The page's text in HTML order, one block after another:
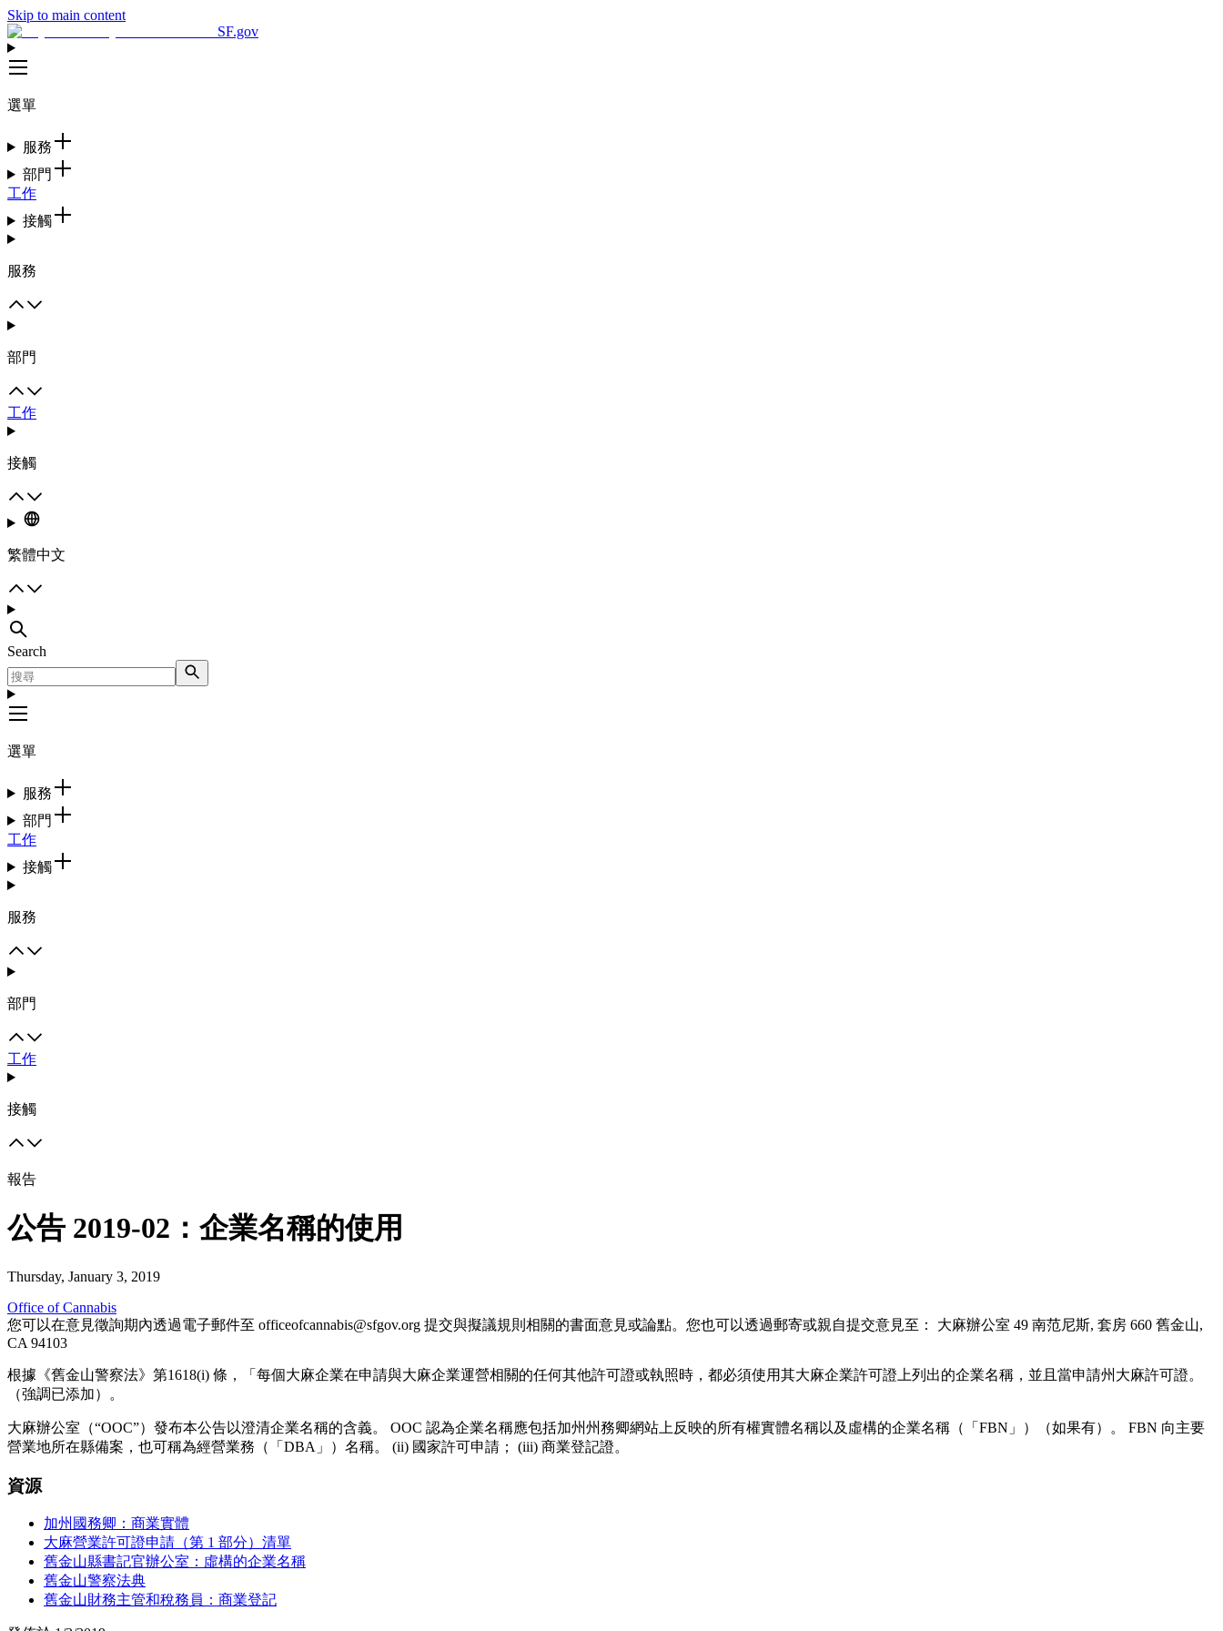
Skip to main content
SF.gov
選單
服務
部門
工作
接觸
服務
部門
工作
接觸
繁體中文
Search
選單
服務
部門
工作
接觸
服務
部門
工作
接觸
報告
公告 2019-02：企業名稱的使用
Thursday, January 3, 2019
Office of Cannabis
您可以在意見徵詢期內透過電子郵件至 officeofcannabis@sfgov.org 提交與擬議規則相關的書面意見或論點。您也可以透過郵寄或親自提交意見至： 大麻辦公室 49 南范尼斯, 套房 660 舊金山,
CA 94103
根據《舊金山警察法》第1618(i) 條，「每個大麻企業在申請與大麻企業運營相關的任何其他許可證或執照時，都必須使用其大麻企業許可證上列出的企業名稱，並且當申請州大麻許可證。
（強調已添加）。
大麻辦公室（“OOC”）發布本公告以澄清企業名稱的含義。 OOC 認為企業名稱應包括加州州務卿網站上反映的所有權實體名稱以及虛構的企業名稱（「FBN」）（如果有）。 FBN 向主要
營業地所在縣備案，也可稱為經營業務（「DBA」）名稱。 (ii) 國家許可申請； (iii) 商業登記證。
資源
加州國務卿：商業實體
大麻營業許可證申請（第 1 部分）清單
舊金山縣書記官辦公室：虛構的企業名稱
舊金山警察法典
舊金山財務主管和稅務員：商業登記